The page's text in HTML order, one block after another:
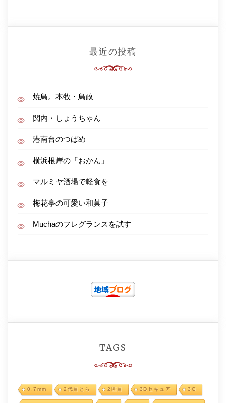
最近の投稿
焼鳥。本牧・鳥政
関内・しょうちゃん
港南台のつばめ
横浜根岸の「おかん」
マルミヤ酒場で軽食を
梅花亭の可愛い和菓子
Muchaのフレグランスを試す
TAGS
0.7mm 2代目とら 2匹目 3Dセキュア 3G